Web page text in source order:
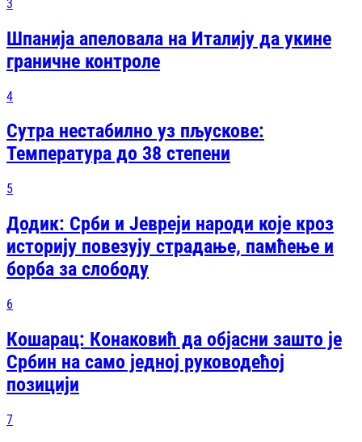
3
Шпанија апеловала на Италију да укине
граничне контроле
4
Сутра нестабилно уз пљускове:
Температура до 38 степени
5
Додик: Срби и Јевреји народи које кроз
историју повезују страдање, памћење и
борба за слободу
6
Кошарац: Конаковић да објасни зашто је
Србин на само једној руководећој
позицији
7